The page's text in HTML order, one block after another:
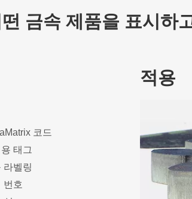
금속 제품을 표시하
코드
태그
라벨링
번호
적용